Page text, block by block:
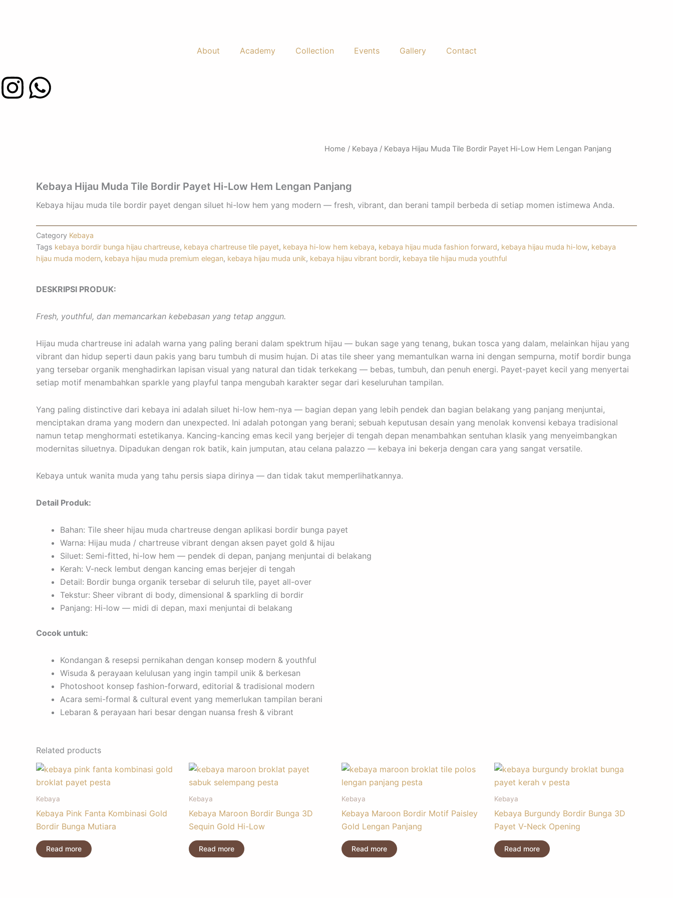
About
Academy Collection Events Gallery Contact
I
W
s
a
p
p
Home / Kebaya / Kebaya Hijau Muda Tile Bordir Payet Hi-Low Hem Lengan Panjang
Kebaya Hijau Muda Tile Bordir Payet Hi-Low Hem Lengan Panjang
Kebaya hijau muda tile bordir payet dengan siluet hi-low hem yang modern — fresh, vibrant, dan berani tampil berbeda di setiap momen istimewa Anda.
Category Kebaya
Tags kebaya bordir bunga hijau chartreuse, kebaya chartreuse tile payet, kebaya hi-low hem kebaya, kebaya hijau muda fashion forward, kebaya hijau muda hi-low, kebaya
hijau muda modern, kebaya hijau muda premium elegan, kebaya hijau muda unik, kebaya hijau vibrant bordir, kebaya tile hijau muda youthful
DESKRIPSI PRODUK:
Fresh, youthful, dan memancarkan kebebasan yang tetap anggun.
Hijau muda chartreuse ini adalah warna yang paling berani dalam spektrum hijau — bukan sage yang tenang, bukan tosca yang dalam, melainkan hijau yang
vibrant dan hidup seperti daun pakis yang baru tumbuh di musim hujan. Di atas tile sheer yang memantulkan warna ini dengan sempurna, motif bordir bunga
yang tersebar organik menghadirkan lapisan visual yang natural dan tidak terkekang — bebas, tumbuh, dan penuh energi. Payet-payet kecil yang menyertai
setiap motif menambahkan sparkle yang playful tanpa mengubah karakter segar dari keseluruhan tampilan.
Yang paling distinctive dari kebaya ini adalah siluet hi-low hem-nya — bagian depan yang lebih pendek dan bagian belakang yang panjang menjuntai,
menciptakan drama yang modern dan unexpected. Ini adalah potongan yang berani; sebuah keputusan desain yang menolak konvensi kebaya tradisional
namun tetap menghormati estetikanya. Kancing-kancing emas kecil yang berjejer di tengah depan menambahkan sentuhan klasik yang menyeimbangkan
modernitas siluetnya. Dipadukan dengan rok batik, kain jumputan, atau celana palazzo — kebaya ini bekerja dengan cara yang sangat versatile.
Kebaya untuk wanita muda yang tahu persis siapa dirinya — dan tidak takut memperlihatkannya.
Detail Produk:
Bahan: Tile sheer hijau muda chartreuse dengan aplikasi bordir bunga payet
Warna: Hijau muda / chartreuse vibrant dengan aksen payet gold & hijau
Siluet: Semi-fitted, hi-low hem — pendek di depan, panjang menjuntai di belakang
Kerah: V-neck lembut dengan kancing emas berjejer di tengah
Detail: Bordir bunga organik tersebar di seluruh tile, payet all-over
Tekstur: Sheer vibrant di body, dimensional & sparkling di bordir
Panjang: Hi-low — midi di depan, maxi menjuntai di belakang
Cocok untuk:
Kondangan & resepsi pernikahan dengan konsep modern & youthful
Wisuda & perayaan kelulusan yang ingin tampil unik & berkesan
Photoshoot konsep fashion-forward, editorial & tradisional modern
Acara semi-formal & cultural event yang memerlukan tampilan berani
Lebaran & perayaan hari besar dengan nuansa fresh & vibrant
Related products
Kebaya
Kebaya Pink Fanta Kombinasi Gold
Bordir Bunga Mutiara
Read more
Kebaya
Kebaya Maroon Bordir Bunga 3D
Sequin Gold Hi-Low
Read more
Kebaya
Kebaya Maroon Bordir Motif Paisley
Gold Lengan Panjang
Read more
Kebaya
Kebaya Burgundy Bordir Bunga 3D
Payet V-Neck Opening
Read more